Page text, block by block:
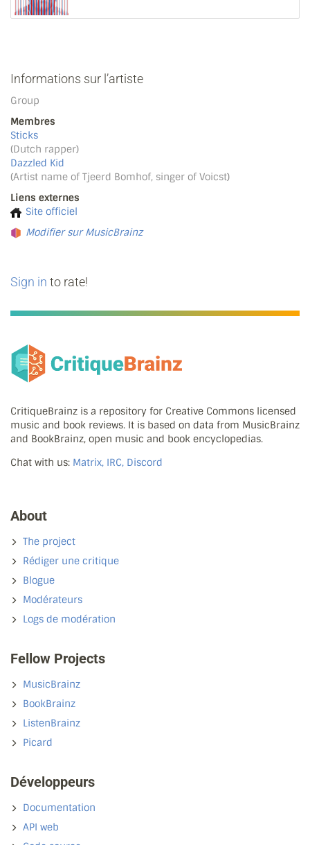
Informations sur l’artiste
Group
Membres
Sticks
(Dutch rapper)
Dazzled Kid
(Artist name of Tjeerd Bomhof, singer of Voicst)
Liens externes
Site officiel
Modifier sur MusicBrainz
Sign in to rate!
CritiqueBrainz is a repository for Creative Commons licensed
music and book reviews. It is based on data from MusicBrainz
and BookBrainz, open music and book encyclopedias.
Chat with us: Matrix, IRC, Discord
About
The project
Rédiger une critique
Blogue
Modérateurs
Logs de modération
Fellow Projects
MusicBrainz
BookBrainz
ListenBrainz
Picard
Développeurs
Documentation
API web